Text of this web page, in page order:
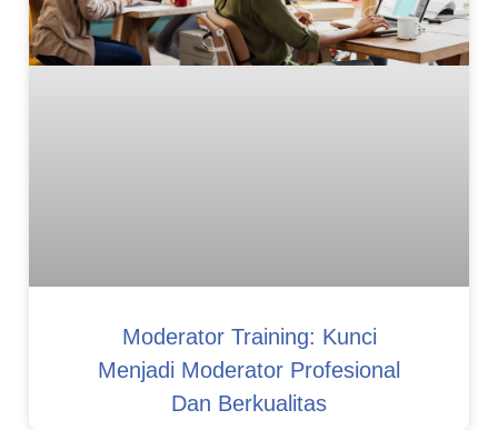
Moderator Training: Kunci
Menjadi Moderator Profesional
Dan Berkualitas